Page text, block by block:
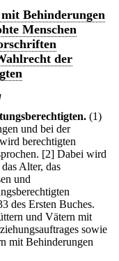
Behinderungen
Menschen
der
(1)
und bei der
berechtigten
[2] Dabei wird
Alter, das
und
des Ersten Buches.
und Vätern mit
sowie
mit Behinderungen